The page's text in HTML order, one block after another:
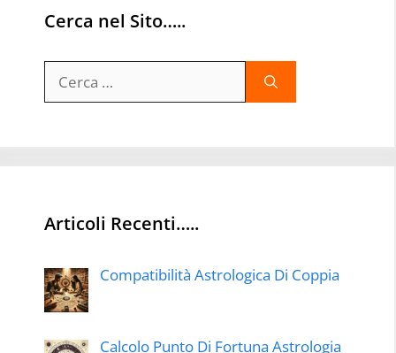
Cerca nel Sito…..
per:
Articoli Recenti…..
Compatibilità Astrologica Di Coppia
Calcolo Punto Di Fortuna Astrologia